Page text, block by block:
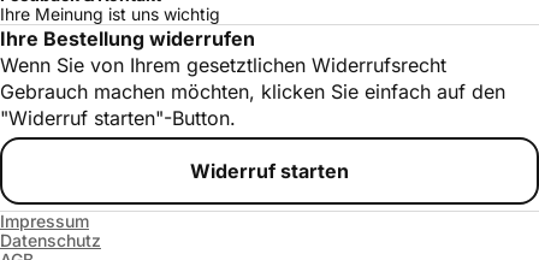
Ihre Meinung ist uns wichtig
Ihre Bestellung widerrufen
Wenn Sie von Ihrem gesetztlichen Widerrufsrecht
Gebrauch machen möchten, klicken Sie einfach auf den
"Widerruf starten"-Button.
Widerruf starten
Impressum
Datenschutz